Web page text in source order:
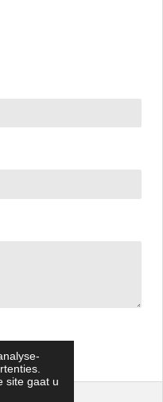
site gaat u